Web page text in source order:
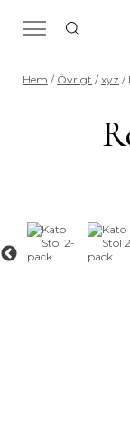
Sök
kategori
Hem / Övrigt /xyz /